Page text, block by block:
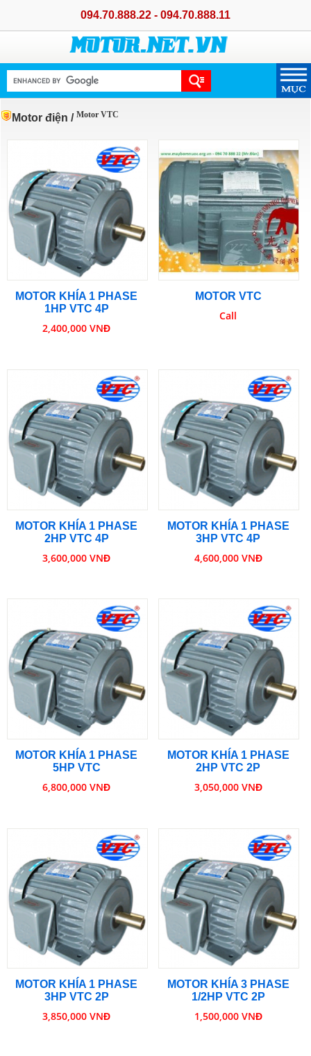
094.70.888.22 - 094.70.888.11
Motor điện / Motor VTC
MOTOR KHÍA 1 PHASE
1HP VTC 4P
2,400,000 VNĐ
MOTOR VTC
Call
MOTOR KHÍA 1 PHASE
2HP VTC 4P
3,600,000 VNĐ
MOTOR KHÍA 1 PHASE
3HP VTC 4P
4,600,000 VNĐ
MOTOR KHÍA 1 PHASE
5HP VTC
6,800,000 VNĐ
MOTOR KHÍA 1 PHASE
2HP VTC 2P
3,050,000 VNĐ
MOTOR KHÍA 1 PHASE
3HP VTC 2P
3,850,000 VNĐ
MOTOR KHÍA 3 PHASE
1/2HP VTC 2P
1,500,000 VNĐ